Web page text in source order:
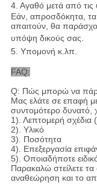
4. Αγαθό μετά από
Εάν, απροσδόκητα, τα
απαιτούν, θα
υπόψη δικούς σας.
5. Υπομονή κ.λπ.
FAQ:
Q: Πώς μπορώ να
Μας ελάτε σε επαφή
συντομότερο δυνατό,
1). Λεπτομερή
2). Υλικό
3). Ποσότητα
4). Επεξεργασία
5). Οποιαδήποτε
Παρακαλώ στείλετε τα
αναθεώρηση και το